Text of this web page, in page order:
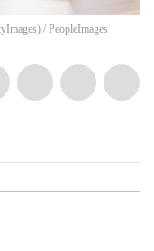
/ PeopleImages